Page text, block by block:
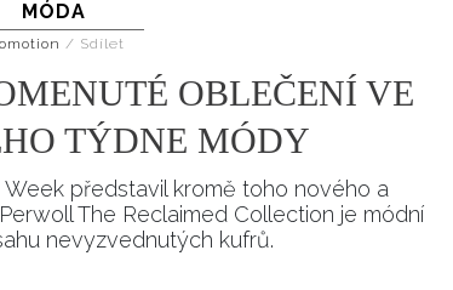
MÓDA
/ Sdílet
OBLEČENÍ VE
TÝDNE MÓDY
představil kromě toho nového a
The Reclaimed Collection je módní
nevyzvednutých kufrů.